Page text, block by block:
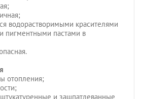
водорастворимыми красителями
пигментными пастами в
отопления;
и зашпатлеванные